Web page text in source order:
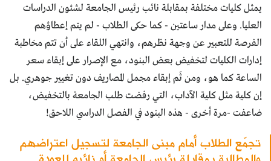
يمثل كليات مختلفة بمقابلة نائب رئيس الجامعة لشئون الدراسات
العليا. وعلى مدار ساعتين - كما حكى الطلاب - لم يتم إعطاؤهم
الفرصة للتعبير عن وجهة نظرهم، وانتهي اللقاء على أن تتم مخاطبة
إدارات الكليات لتخفيض بعض البنود، مع الإصرار على إبقاء سعر
الساعة كما هو، ومن ثَم إبقاء مجمل المصاريف دون تغيير جوهري. بل
إن كلية مثل كلية الآداب، التي رفضت طلب الجامعة بالتخفيض،
ضاعفت -مرة أخرى - هذه البنود في الفصل الدراسي اللاحق!
تجمّع الطلاب أمام مبنى الجامعة لتسجيل اعتراضهم
والمطالبة بمقابلة رئيس الجامعة أو نائبه للعودة